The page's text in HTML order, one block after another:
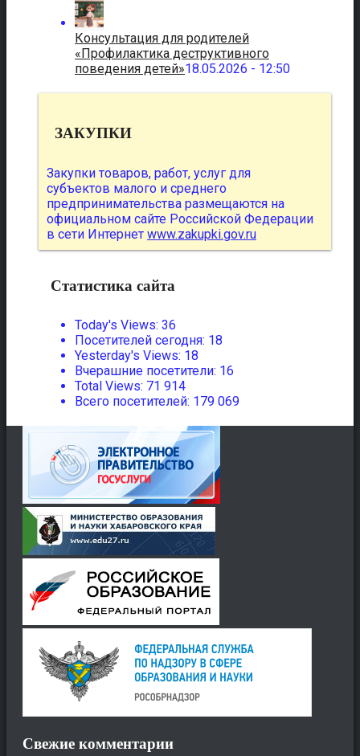
Консультация для родителей
«Профилактика деструктивного
поведения детей»18.05.2026 - 12:50
ЗАКУПКИ
Закупки товаров, работ, услуг для
субъектов малого и среднего
предпринимательства размещаются на
официальном сайте Российской Федерации
в сети Интернет www.zakupki.gov.ru
Статистика сайта
Today's Views: 36
Посетителей сегодня: 18
Yesterday's Views: 18
Вчерашние посетители: 16
Total Views: 71 914
Всего посетителей: 179 069
Свежие комментарии